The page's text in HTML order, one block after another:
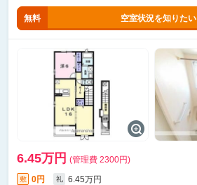
無料 空室状況を知りたい
6.45万円 (管理費 2300円)
敷 0円 礼
6.45万円